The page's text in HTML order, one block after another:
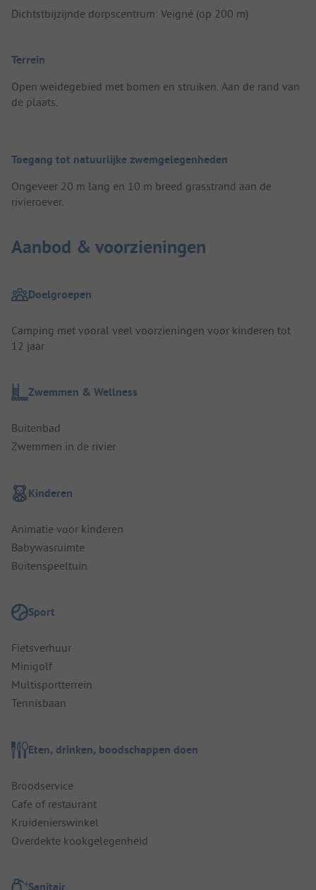
Dichtstbijzijnde dorpscentrum: Veigné (op 200 m)
Terrein
Open weidegebied met bomen en struiken. Aan de rand van
de plaats.
Toegang tot natuurlijke zwemgelegenheden
Ongeveer 20 m lang en 10 m breed grasstrand aan de
rivieroever.
Aanbod & voorzieningen
Doelgroepen
Camping met vooral veel voorzieningen voor kinderen tot
12 jaar
Zwemmen & Wellness
Buitenbad
Zwemmen in de rivier
Kinderen
Animatie voor kinderen
Babywasruimte
Buitenspeeltuin
Sport
Fietsverhuur
Minigolf
Multisportterrein
Tennisbaan
Eten, drinken, boodschappen doen
Broodservice
Cafe of restaurant
Kruidenierswinkel
Overdekte kookgelegenheid
Sanitair